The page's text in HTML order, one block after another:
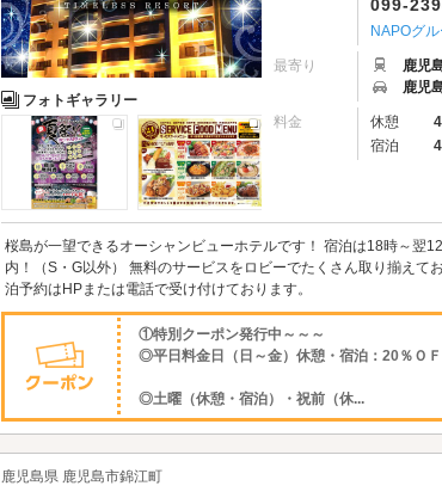
フォトギャラリー
099-
NAPOグ
最寄り
鹿児
鹿児
料金 休憩
宿泊
桜島が一望できるオーシャンビューホテルです！ 宿泊は18時～翌
内！（S・G以外） 無料のサービスをロビーでたくさん取り揃え
泊予約はHPまたは電話で受け付けております。
①特別クーポン発行中～～～
◎平日料金日（日～金）休憩・宿泊：20％ＯＦ
◎土曜（休憩・宿泊）・祝前（休...
鹿児島県 鹿児島市錦江町